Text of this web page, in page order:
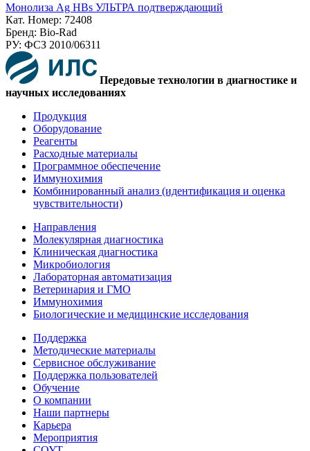
Монолиза Ag HBs УЛЬТРА подтверждающий
Кат. Номер: 72408
Бренд: Bio-Rad
РУ: ФСЗ 2010/06311
Передовые технологии в диагностике и
научных исследованиях
Продукция
Оборудование
Реагенты
Расходные материалы
Программное обеспечение
Иммунохимия
Комбинированный анализ (идентификация и оценка
чувствительности)
Направления
Молекулярная диагностика
Клиническая диагностика
Микробиология
Лабораторная автоматизация
Ветеринария и ГМО
Иммунохимия
Биологические и медицинские исследования
Поддержка
Методические материалы
Сервисное обслуживание
Поддержка пользователей
Обучение
О компании
Наши партнеры
Карьера
Мероприятия